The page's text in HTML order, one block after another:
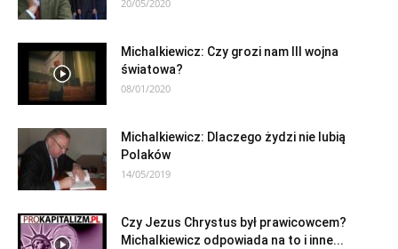
20/05/2020
Michalkiewicz: Czy grozi nam III wojna
światowa?
08/01/2020
Michalkiewicz: Dlaczego żydzi nie lubią
Polaków
14/05/2019
Czy Jezus Chrystus był prawicowcem?
Michalkiewicz odpowiada na to i inne...